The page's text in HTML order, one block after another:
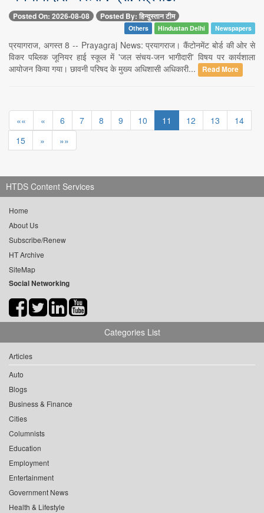
Posted On: 2026-08-08 Posted By: हिन्दुस्तान टीम
Others Hindustan Delhi Newspapers
प्रयागराज, अगस्त 8 -- Prayagraj News: प्रयागराज। कैंटोनमेंट बोर्ड की ओर से
विकर पब्लिक जूनियर हाई स्कूल में 'जल संचय-जन भागीदारी' विषय पर कार्यशाला
आयोजन किया गया। छावनी परिषद के मुख्य अधिशासी अधिकारी...
Read More
«« « 6 7 8 9 10 11 12 13
14
15
» »»
HTDS Content Services
Home
About Us
Subscribe/Renew
HT Archive
SiteMap
Social Networking
Categories List
Articles
Auto
Blogs
Business & Finance
Cities
Columnists
Education
Employment
Entertainment
Government News
Health & Lifestyle